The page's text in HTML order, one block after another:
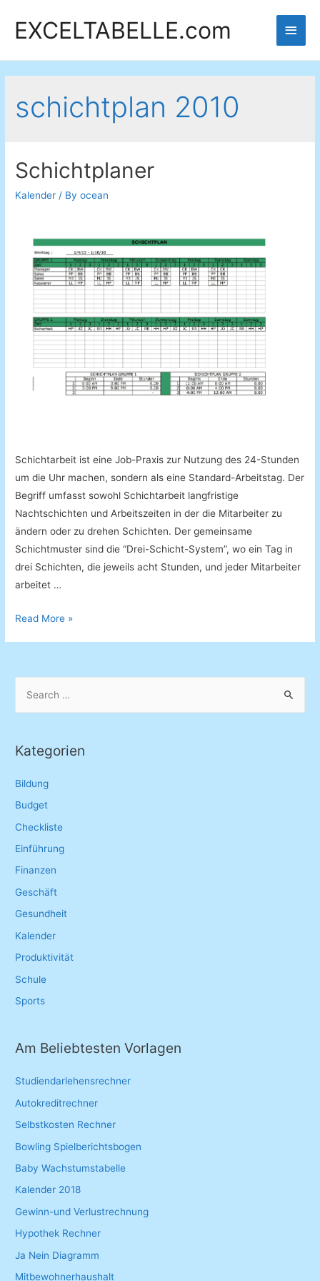
EXCELTABELLE.com
Main
schichtplan 2010
Schichtplaner
Kalender / Byocean
Schichtarbeit ist eine Job-Praxis zur Nutzung des 24-Stunden
um die Uhr machen, sondern als eine Standard-Arbeitstag. Der
Begriff umfasst sowohl Schichtarbeit langfristige
Nachtschichten und Arbeitszeiten in der die Mitarbeiter zu
ändern oder zu drehen Schichten. Der gemeinsame
Schichtmuster sind die “Drei-Schicht-System”, wo ein Tag in
drei Schichten, die jeweils acht Stunden, und jeder Mitarbeiter
arbeitet …
Schichtplaner
Read More »
r
h
f
o
Kategorien
Bildung
Budget
Checkliste
Einführung
Finanzen
Geschäft
Gesundheit
Kalender
Produktivität
Schule
Sports
Am Beliebtesten Vorlagen
Studiendarlehensrechner
Autokreditrechner
Selbstkosten Rechner
Bowling Spielberichtsbogen
Baby Wachstumstabelle
Kalender 2018
Gewinn-und Verlustrechnung
Hypothek Rechner
Ja Nein Diagramm
Mitbewohnerhaushalt